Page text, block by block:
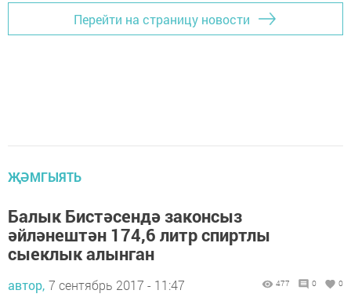
Перейти на страницу новости
ҖӘМГЫЯТЬ
Балык Бистәсендә законсыз
әйләнештән 174,6 литр спиртлы
сыеклык алынган
автор, 7 сентябрь 2017 - 11:47 477 0 0